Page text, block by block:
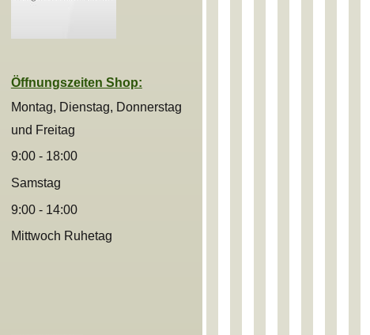
Öffnungszeiten Shop:
Montag, Dienstag, Donnerstag
und Freitag
9:00 - 18:00
Samstag
9:00 - 14:00
Mittwoch Ruhetag